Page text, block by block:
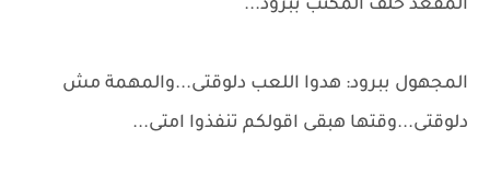
المقعد خلف المكتب ببرود...
المجهول ببرود: هدوا اللعب دلوقتى...والمهمة مش
دلوقتى...وقتها هبقى اقولكم تنفذوا امتى...